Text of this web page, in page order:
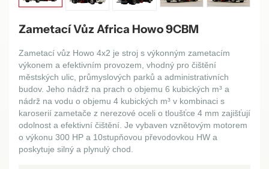
Zametací Vůz Africa Howo 9CBM
Zametací vůz Howo 4x2 je stroj s výkonným zametacím
výkonem a efektivním provozem, vhodný pro čištění
městských ulic, průmyslových parků a administrativních
budov. Jeho nádrž na prach o objemu 6 kubických m³ a
nádrž na vodu o objemu 4 kubických m³ v kombinaci s
karoserií zametače z nerezové oceli o tloušťce 4 mm zajišťují
odolnost a efektivní čištění. Je vybaven vznětovým motorem
o výkonu 300 HP a 10stupňovou převodovkou HW a
poskytuje silný a plynulý chod.